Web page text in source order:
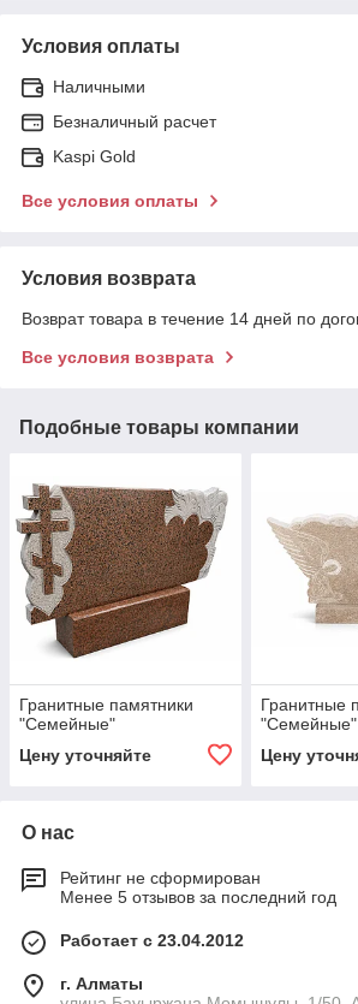
Условия оплаты
Наличными
Безналичный расчет
Kaspi Gold
Все условия оплаты
Условия возврата
Возврат товара в течение 14 дней по
Все условия возврата
Подобные товары компании
Гранитные памятники
"Семейные"
Цену уточняйте
Гранитные
"Семейные"
Цену
О нас
Рейтинг не сформирован
Менее 5 отзывов за последний год
Работает с 23.04.2012
г. Алматы